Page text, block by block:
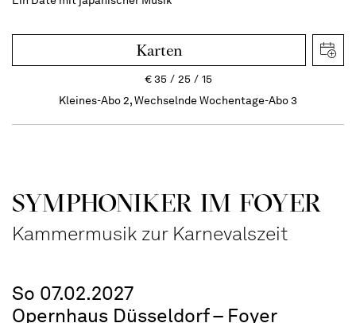
Karten
€35 25
15
Kleines-Abo 2, Wechselnde Wochentage-Abo 3
SYMPHONIKER IM FOYER
Kammermusik zur Karnevalszeit
So 07.02.2027
Opernhaus Düsseldorf – Foyer